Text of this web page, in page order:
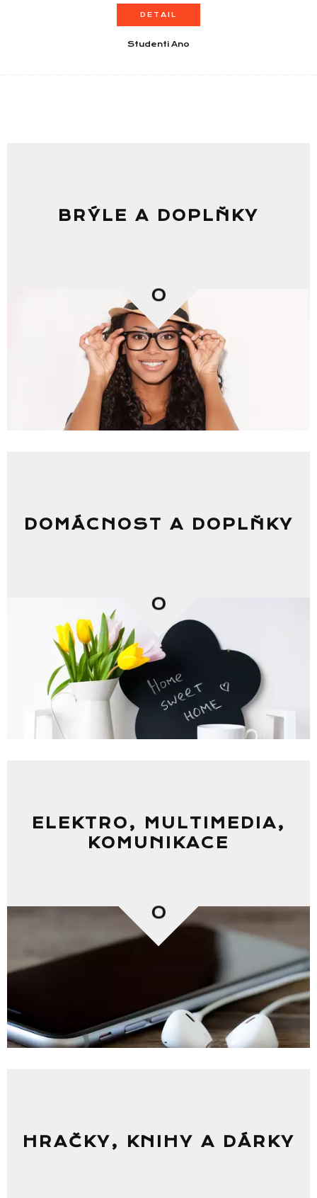
DETAIL
Studenti Ano
BRÝLE A DOPLŇKY
0
DOMÁCNOST A DOPLŇKY
0
ELEKTRO, MULTIMEDIA,
KOMUNIKACE
0
HRAČKY, KNIHY A DÁRKY